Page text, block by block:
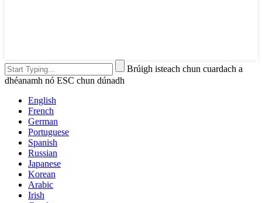
Brúigh isteach chun cuardach a
dhéanamh nó ESC chun dúnadh
English
French
German
Portuguese
Spanish
Russian
Japanese
Korean
Arabic
Irish